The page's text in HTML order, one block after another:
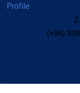
Profile
(+84)